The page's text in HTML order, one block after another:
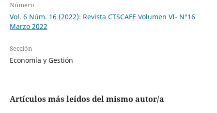
Número
Vol. 6 Núm. 16 (2022): Revista CTSCAFE Volumen VI- N°16
Marzo 2022
Sección
Economía y Gestión
Artículos más leídos del mismo autor/a